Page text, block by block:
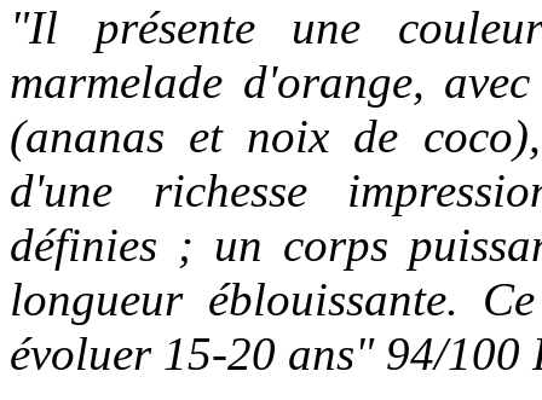
"Il présente une
marmelade d'orange,
(ananas et noix de
d'une richesse
définies ; un corps
longueur éblouissante.
évoluer 15-20 ans" 94/100